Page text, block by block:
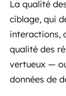
La qualité
ciblage, qui
interactions,
qualité des
vertueux —
données de